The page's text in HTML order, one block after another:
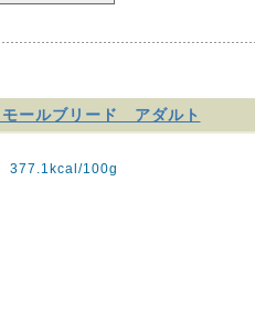
ールブリード アダルト
100g